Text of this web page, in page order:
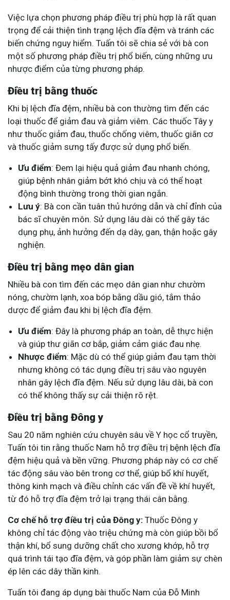
Việc lựa chọn phương pháp điều trị phù hợp là rất quan
trọng để cải thiện tình trạng lệch đĩa đệm và tránh các
biến chứng nguy hiểm. Tuấn tôi sẽ chia sẻ với bà con
một số phương pháp điều trị phổ biến, cùng những ưu
nhược điểm của từng phương pháp.
Điều trị bằng thuốc
Khi bị lệch đĩa đệm, nhiều bà con thường tìm đến các
loại thuốc để giảm đau và giảm viêm. Các thuốc Tây y
như thuốc giảm đau, thuốc chống viêm, thuốc giãn cơ
và thuốc giảm sưng tấy được sử dụng phổ biến.
Ưu điểm: Đem lại hiệu quả giảm đau nhanh chóng,
giúp bệnh nhân giảm bớt khó chịu và có thể hoạt
động bình thường trong thời gian ngắn.
Lưu ý: Bà con cần tuân thủ hướng dẫn và chỉ đỉnh của
bác sĩ chuyên môn. Sử dụng lâu dài có thể gây tác
dụng phụ, ảnh hưởng đến dạ dày, gan, thận hoặc gây
nghiện.
Điều trị bằng mẹo dân gian
Nhiều bà con tìm đến các mẹo dân gian như chườm
nóng, chườm lạnh, xoa bóp bằng dầu gió, tắm thảo
dược để giảm đau khi bị lệch đĩa đệm.
Ưu điểm: Đây là phương pháp an toàn, dễ thực hiện
và giúp thư giãn cơ bắp, giảm cảm giác đau nhẹ.
Nhược điểm: Mặc dù có thể giúp giảm đau tạm thời
nhưng không có tác dụng điều trị sâu vào nguyên
nhân gây lệch đĩa đệm. Nếu sử dụng lâu dài, bà con
có thể không thấy sự cải thiện rõ rệt.
Điều trị bằng Đông y
Sau 20 năm nghiên cứu chuyên sâu về Y học cổ truyền,
Tuấn tôi tin rằng thuốc Nam hỗ trợ điều trị bệnh lệch đĩa
đệm hiệu quả và bền vững. Phương pháp này có cơ chế
tác động sâu vào bên trong cơ thể, giúp bổ khí huyết,
thông kinh mạch và điều chỉnh các vấn đề về khí huyết,
từ đó hỗ trợ đĩa đệm trở lại trạng thái cân bằng.
Cơ chế hỗ trợ điều trị của Đông y: Thuốc Đông y
không chỉ tác động vào triệu chứng mà còn giúp bồi bổ
thận khí, bổ sung dưỡng chất cho xương khớp, hỗ trợ
quá trình tái tạo đĩa đệm, và góp phần làm giảm sự chèn
ép lên các dây thần kinh.
Tuấn tôi đang áp dụng bài thuốc Nam của Đỗ Minh